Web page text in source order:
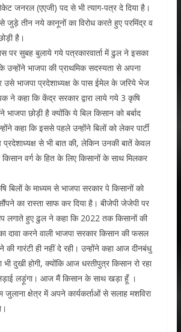
जनरल (एएजी) पद से भी त्याग-पत्र दे दिया है।
तीन नये कानूनों का विरोध करते हुए परमिंद्र व
है।
पर सुबह बुलाये गये पत्रकारवार्ता में ढुल ने इसका
उन्होंने भाजपा की प्राथमिक सदस्यता से अपना
उसे भाजपा प्रदेशाध्यक्ष के पास ईमेल के जरिये भेज
ने कहा कि केंद्र सरकार द्वारा लाये गये 3 कृषि
भाजपा छोड़ी है क्योंकि ये बिल किसान को बर्बाद
कहा कि इससे पहले उन्होंने बिलों को लेकर पार्टी
प्रदेशाध्यक्ष से भी बात की, लेकिन उनकी बातें केवल
किसान वर्ग के हित के लिए किसानों के साथ मिलकर
बिलों के माध्यम से भाजपा सरकार पे किसानों को
का रास्ता साफ कर दिया है। बीजेपी जेजेपी पर
लगाते हुए ढुल ने कहा कि 2022 तक किसानों की
दावा करने वाली भाजपा सरकार किसान की फसल
की गारंटी ही नहीं दे रही। उन्होंने कहा आज दीनबंधु
दुखी होगी, क्योंकि आज धरतीपुत्र किसान रो रहा
लड़ूंगा। आज मैं किसान के साथ खड़ा हूँ ।
क्षेत्र में अपने कार्यकर्ताओं से सलाह मशविरा